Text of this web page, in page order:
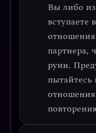
Вы либо
вступаете
партнера,
руин.
пытайтесь